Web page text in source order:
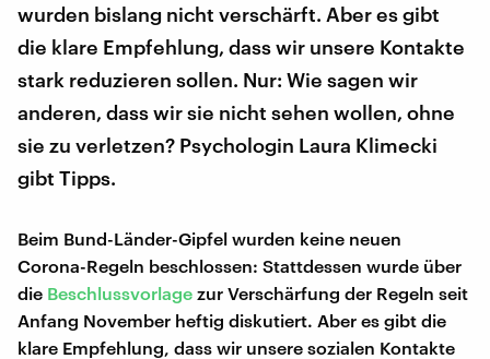
wurden bislang nicht verschärft. Aber es gibt
die klare Empfehlung, dass wir unsere Kontakte
stark reduzieren sollen. Nur: Wie sagen wir
anderen, dass wir sie nicht sehen wollen, ohne
sie zu verletzen? Psychologin Laura Klimecki
gibt Tipps.
Beim Bund-Länder-Gipfel wurden keine neuen
Corona-Regeln beschlossen: Stattdessen wurde über
die Beschlussvorlage zur Verschärfung der Regeln seit
Anfang November heftig diskutiert. Aber es gibt die
klare Empfehlung, dass wir unsere sozialen Kontakte